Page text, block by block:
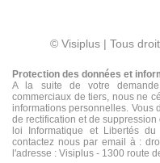
© Visiplus | Tous
Protection des données et
A la suite de votre
commerciaux de tiers, nous ne
informations personnelles. Vous
de rectification et de
loi Informatique et Libertés
contactez nous par email à :
l'adresse : Visiplus - 1300 route